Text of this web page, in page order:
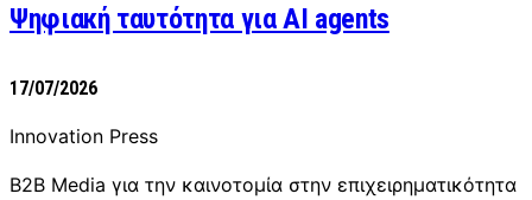
Ψηφιακή ταυτότητα για AI agents
17/07/2026
Innovation Press
B2B Media για την καινοτομία στην επιχειρηματικότητα